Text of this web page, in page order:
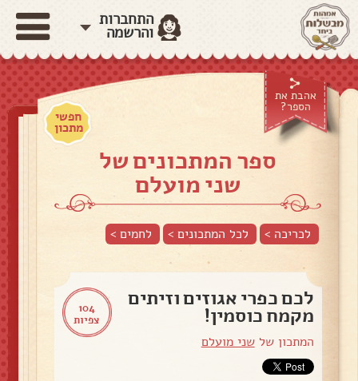
התחברות
והרשמה
אהבת את
הספר?
חפשי
מתכון
ספר המתכונים של
שני מועלם
לכריכה > לכל המתכונים > לחמים>
104
צפיות
לכם כפרי אגוזים וזיתים
מקמח כוסמין!
המתכון שלשני מועלם